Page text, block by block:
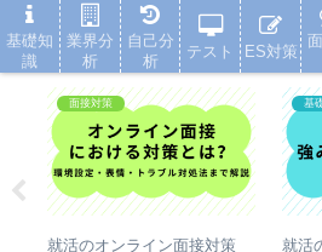
就活浪人した経験が、キャ
面接対策
就活のオンライン面接対策
基
就活
基礎知
識
業界分
析
自己分
析
テスト ES対策